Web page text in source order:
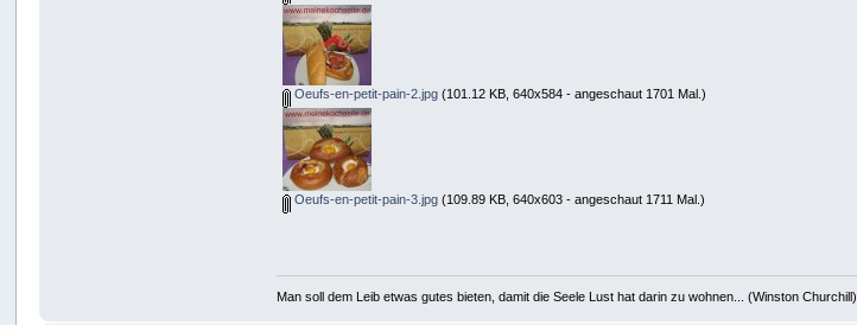
Oeufs-en-petit-pain-2.jpg (101.12 KB, 640x584 - angeschaut 1701 Mal.)
Oeufs-en-petit-pain-3.jpg (109.89 KB, 640x603 - angeschaut 1711 Mal.)
Man soll dem Leib etwas gutes bieten, damit die Seele Lust hat darin zu wohnen... (Winston Churchill)